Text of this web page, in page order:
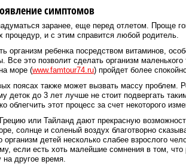
симптомов
заранее, еще перед отлетом. Проще
процедур, и с этим справится любой родитель.
организм ребенка посредством витаминов,
Все это позволит сделать организм
море (www.famtour74.ru) пройдет более
поясах также может вызвать массу проблем.
деток до 3 лет лучше не стоит подвергать
облегчить этот процесс за счет некоторого
или Тайланд дают прекрасную
солнце и соленый воздух благотворно
организм детей несколько слабее взрослого
если есть хоть малейшие сомнения в том,
на другое время.